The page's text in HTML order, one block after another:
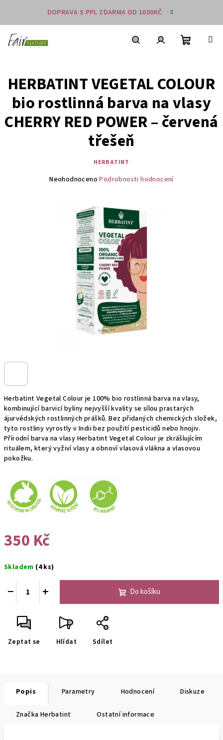
obsah
DOPRAVA S PPL ZDARMA OD 1000KČ
Nákupní
Herbatint Vegetal Colour je 100% bio rostlinná barva na vlasy,
kombinující barvicí byliny nejvyšší kvality se sílou prastarých
ájurvédských rostlinných prášků. Bez přidaných chemických složek,
tyto rostliny vyrostly v Indii bez použití pesticidů nebo hnojiv.
Přírodní barva na vlasy Herbatint Vegetal Colour je zkrášlujícím
rituálem, který vyživí vlasy a obnoví vlasová vlákna a vlasovou
pokožku.
350 Kč
cena:
Skladem (4 ks)
+
− Do košíku
Zeptat se Hlídat Sdílet
HERBATINT VEGETAL COLOUR
bio rostlinná barva na vlasy
CHERRY RED POWER – červená
třešeň
HERBATINT
Průměrné
hvězdiček.
Neohodnoceno Podrobnosti hodnocení
Popis Parametry Hodnocení Diskuze
Značka Herbatint Ostatní informace